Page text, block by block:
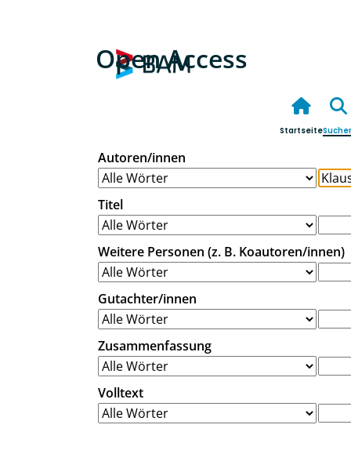
Open Access
Startseite
Autoren/innen
Titel
Weitere Personen (z. B. Koautoren/innen)
Gutachter/innen
Zusammenfassung
Volltext